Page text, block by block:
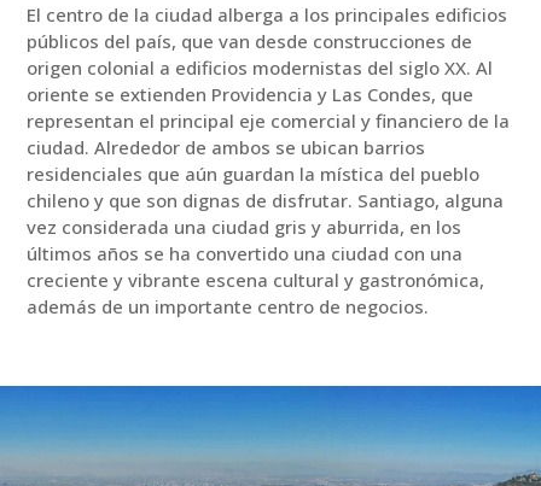
El centro de la ciudad alberga a los principales edificios
públicos del país, que van desde construcciones de
origen colonial a edificios modernistas del siglo XX. Al
oriente se extienden Providencia y Las Condes, que
representan el principal eje comercial y financiero de la
ciudad. Alrededor de ambos se ubican barrios
residenciales que aún guardan la mística del pueblo
chileno y que son dignas de disfrutar. Santiago, alguna
vez considerada una ciudad gris y aburrida, en los
últimos años se ha convertido una ciudad con una
creciente y vibrante escena cultural y gastronómica,
además de un importante centro de negocios.